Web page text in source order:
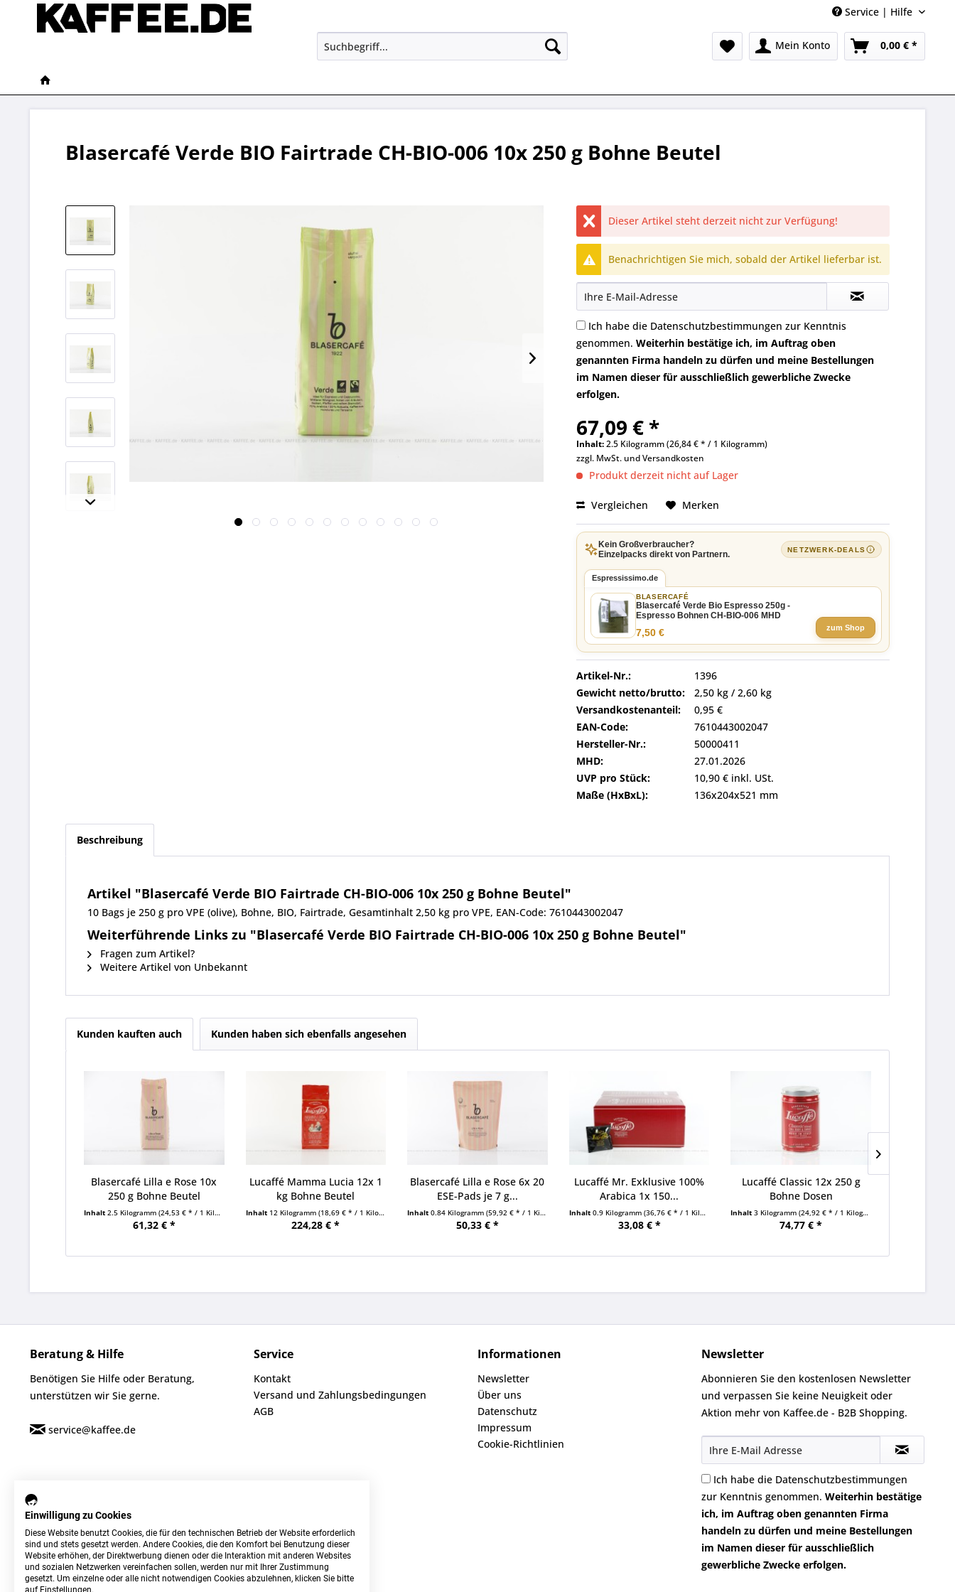
Service | Hilfe
Mein Konto 0,00 € *
Blasercafé Verde BIO Fairtrade CH-BIO-006 10x 250 g Bohne Beutel
Dieser Artikel steht derzeit nicht zur Verfügung!
Benachrichtigen Sie mich, sobald der Artikel lieferbar ist.
Ich habe die Datenschutzbestimmungen zur Kenntnis
genommen.Weiterhin bestätige ich, im Auftrag oben
genannten Firma handeln zu dürfen und meine Bestellungen
im Namen dieser für ausschließlich gewerbliche Zwecke
erfolgen.
67,09 € *
Inhalt:2.5 Kilogramm (26,84 € * / 1 Kilogramm)
zzgl. MwSt. undVersandkosten
Produkt derzeit nicht auf Lager
Vergleichen Merken
Kein Großverbraucher?
Einzelpacks direkt von Partnern.
NETZWERK-DEALS
Espressissimo.de
BLASERCAFÉ
Blasercafé Verde Bio Espresso 250g -
Espresso Bohnen CH-BIO-006 MHD
7,50 € zum Shop
Artikel-Nr.:
1396
Gewicht netto/brutto:
2,50 kg / 2,60 kg
Versandkostenanteil:
0,95 €
EAN-Code:
7610443002047
Hersteller-Nr.:
50000411
MHD:
27.01.2026
UVP pro Stück:
10,90 € inkl. USt.
Maße (HxBxL):
136x204x521 mm
Beschreibung
Artikel "Blasercafé Verde BIO Fairtrade CH-BIO-006 10x 250 g Bohne Beutel"
10 Bags je 250 g pro VPE (olive), Bohne, BIO, Fairtrade, Gesamtinhalt 2,50 kg pro VPE, EAN-Code: 7610443002047
Weiterführende Links zu "Blasercafé Verde BIO Fairtrade CH-BIO-006 10x 250 g Bohne Beutel"
Fragen zum Artikel?
Weitere Artikel von Unbekannt
Kunden kauften auch Kunden haben sich ebenfalls angesehen
Blasercafé Lilla e Rose 10x
250 g Bohne Beutel
Inhalt 2.5 Kilogramm (24,53 € * / 1 Kilogramm)
61,32 € *
Lucaffé Mamma Lucia 12x 1
kg Bohne Beutel
Inhalt 12 Kilogramm (18,69 € * / 1 Kilogramm)
224,28 € *
Blasercafé Lilla e Rose 6x 20
ESE-Pads je 7 g...
Inhalt0.84 Kilogramm(59,92 € * / 1 Kilogramm)
50,33 € *
Lucaffé Mr. Exklusive 100%
Arabica 1x 150...
Inhalt 0.9 Kilogramm (36,76 € * / 1 Kilogramm)
33,08 € *
Lucaffé Classic 12x 250 g
Bohne Dosen
Inhalt3 Kilogramm(24,92 € * / 1 Kilogramm)
74,77 € *
Beratung & Hilfe
Benötigen Sie Hilfe oder Beratung,
unterstützen wir Sie gerne.
service@kaffee.de
Service
Kontakt
Versand und Zahlungsbedingungen
AGB
Informationen
Newsletter
Über uns
Datenschutz
Impressum
Cookie-Richtlinien
Newsletter
Abonnieren Sie den kostenlosen Newsletter
und verpassen Sie keine Neuigkeit oder
Aktion mehr von Kaffee.de - B2B Shopping.
Ich habe die Datenschutzbestimmungen
zur Kenntnis genommen. Weiterhin bestätige
ich, im Auftrag oben genannten Firma
handeln zu dürfen und meine Bestellungen
im Namen dieser für ausschließlich
gewerbliche Zwecke erfolgen.
Einwilligung zu Cookies
Diese Website benutzt Cookies, die für den technischen Betrieb der Website erforderlich
sind und stets gesetzt werden. Andere Cookies, die den Komfort bei Benutzung dieser
Website erhöhen, der Direktwerbung dienen oder die Interaktion mit anderen Websites
und sozialen Netzwerken vereinfachen sollen, werden nur mit Ihrer Zustimmung
gesetzt. Um einzelne oder alle nicht notwendigen Cookies abzulehnen, klicken Sie bitte
auf Einstellungen.